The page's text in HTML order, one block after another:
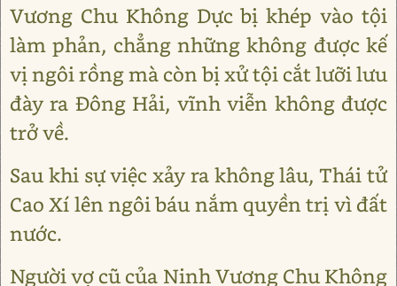
Vương Chu Không Dực bị khép vào tội
làm phản, chẳng những không được kế
vị ngôi rồng mà còn bị xử tội cắt lưỡi lưu
đày ra Đông Hải, vĩnh viễn không được
trở về.
Sau khi sự việc xảy ra không lâu, Thái tử
Cao Xí lên ngôi báu nắm quyền trị vì đất
nước.
Người vợ cũ của Ninh Vương Chu Không